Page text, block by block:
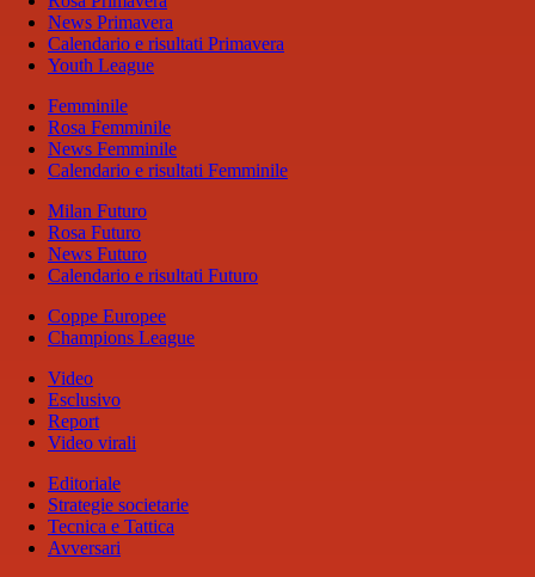
News Primavera
Calendario e risultati Primavera
Youth League
Femminile
Rosa Femminile
News Femminile
Calendario e risultati Femminile
Milan Futuro
Rosa Futuro
News Futuro
Calendario e risultati Futuro
Coppe Europee
Champions League
Video
Esclusivo
Report
Video virali
Editoriale
Strategie societarie
Tecnica e Tattica
Avversari